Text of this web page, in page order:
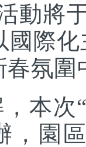
動將
國際
春氛圍
本次
，園